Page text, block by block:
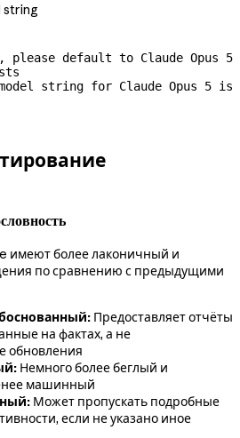
string
please default to Claude Opus 5
имеют более лаконичный и
по сравнению с предыдущими
Предоставляет отчёты
на фактах, а не
обновления
Немного более беглый и
машинный
Может пропускать подробные
если не указано иное